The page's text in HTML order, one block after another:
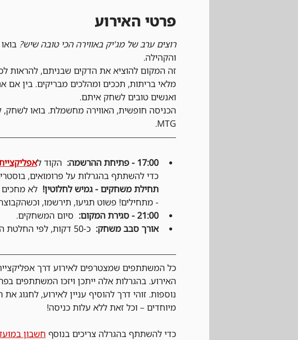
פרטי האירוע
רוצים ערב של מג'יק באווירה הכי טובה שיש?
והקהילה.
זה המקום להוציא את הדקים שבניתם, להראות
מלאי בריתות, תככים ומהלכים מבריקים. בין
ואנשים טובים לשחק איתם.
הכניסה חופשית, האווירה מחשמלת. בואו לשחק,
MTG.
17:00 - פתיחת ההרשמה: הקוד ל
כדי להשתתף בהגרלות על פרומואים,
תחילת משחקים - גמיש לחלוטין! לא
- מתחילים! פשוט תגיעו, תירשמו,
21:00 - סגירת המקום:
סיום המשחקים.
אורך סבב משחק: כ-50 דקות, לפי החלטת הקבוצה.
כל המשתתפים שמצטרפים לאירוע דרך
האירוע. בהגרלות אלה ייתכן ויזכו המשתתפים
נוספות. זוהי דרך להוסיף עניין לאירוע, לחגוג
מיוחדים – וכל זאת ללא עלות כניסה!
כדי להשתתף בהגרלה צריכים בנוסף חשבון